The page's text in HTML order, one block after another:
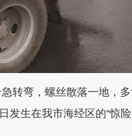
弯，螺丝散落一地，多
生在我市海经区的“惊险”